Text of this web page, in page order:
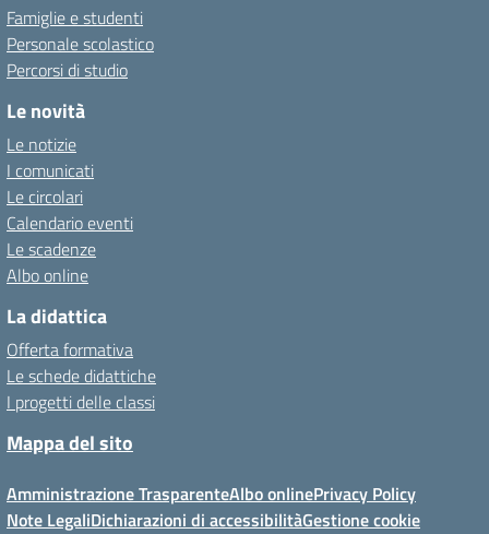
Famiglie e studenti
Personale scolastico
Percorsi di studio
Le novità
Le notizie
I comunicati
Le circolari
Calendario eventi
Le scadenze
Albo online
La didattica
Offerta formativa
Le schede didattiche
I progetti delle classi
Mappa del sito
Amministrazione TrasparenteAlbo onlinePrivacy Policy
Note LegaliDichiarazioni di accessibilitàGestione cookie